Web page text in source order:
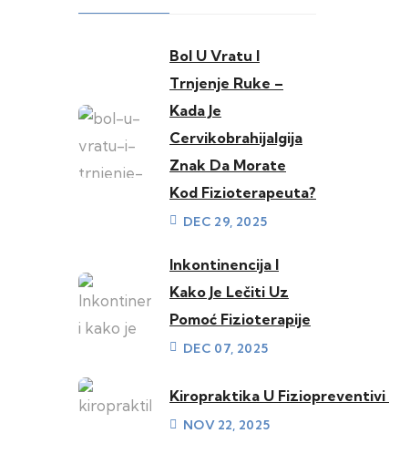
Bol U Vratu I
Trnjenje Ruke –
Kada Je
Cervikobrahijalgija
Znak Da Morate
Kod Fizioterapeuta?
DEC 29, 2025
Inkontinencija I
Kako Je Lečiti Uz
Pomoć Fizioterapije
DEC 07, 2025
Kiropraktika U Fiziopreventivi
NOV 22, 2025